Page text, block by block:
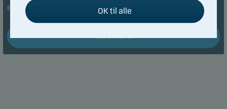
et indeks?
Læs mere
grundlæggende funktioner som for eksempel
sidenavigation og adgang til sikre områder på
OK til alle